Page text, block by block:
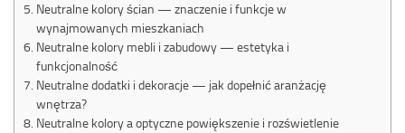
Neutralne kolory ścian — znaczenie i funkcje w
wynajmowanych mieszkaniach
Neutralne kolory mebli i zabudowy — estetyka i
funkcjonalność
Neutralne dodatki i dekoracje — jak dopełnić aranżację
wnętrza?
Neutralne kolory a optyczne powiększenie i rozświetlenie